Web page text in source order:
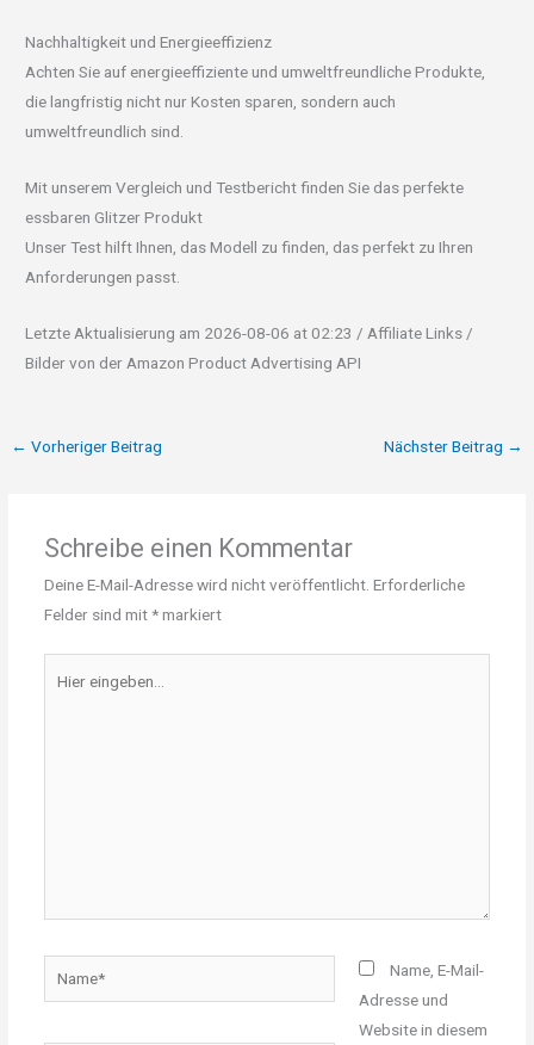
Nachhaltigkeit und Energieeffizienz
Achten Sie auf energieeffiziente und umweltfreundliche Produkte,
die langfristig nicht nur Kosten sparen, sondern auch
umweltfreundlich sind.
Mit unserem Vergleich und Testbericht finden Sie das perfekte
essbaren Glitzer Produkt
Unser Test hilft Ihnen, das Modell zu finden, das perfekt zu Ihren
Anforderungen passt.
Letzte Aktualisierung am 2026-08-06 at 02:23 / Affiliate Links /
Bilder von der Amazon Product Advertising API
← Vorheriger Beitrag Nächster Beitrag →
Schreibe einen Kommentar
Deine E-Mail-Adresse wird nicht veröffentlicht. Erforderliche
Felder sind mit*markiert
eingeben…
Name*
Name, E-Mail-
Adresse und
Website in diesem